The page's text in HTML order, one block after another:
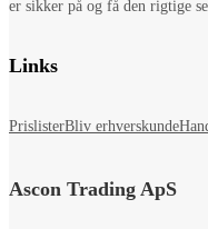
er sikker på og få den rigtige
Links
PrislisterBliv erhverskunde
Ascon Trading ApS